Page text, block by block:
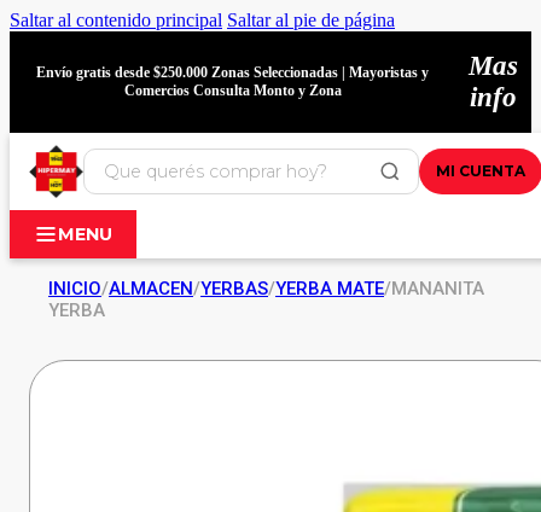
Saltar al contenido principal Saltar al pie de página
Envío gratis desde $250.000 Zonas Seleccionadas | Mayoristas y
Comercios Consulta Monto y Zona
Mas
info
MI CUENTA
MENU
INICIO/ALMACEN/YERBAS/YERBA MATE/MANANITA
YERBA